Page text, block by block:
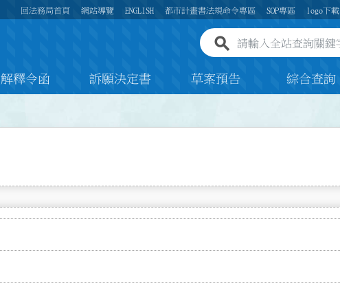
回法務局首頁 網站導覽 ENGLISH 都市計畫書法規命令專區 SOP專區 logo下載
全站查詢關鍵字欄位
解釋令函 訴願決定書 草案預告 綜合查詢